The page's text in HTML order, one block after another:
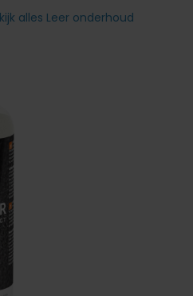
alles Leer onderhoud